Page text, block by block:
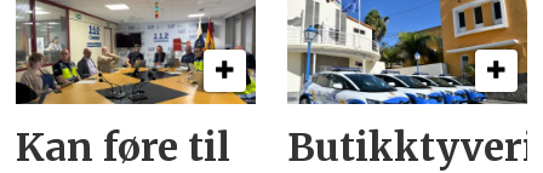
Kan føre til
Butikktyveri